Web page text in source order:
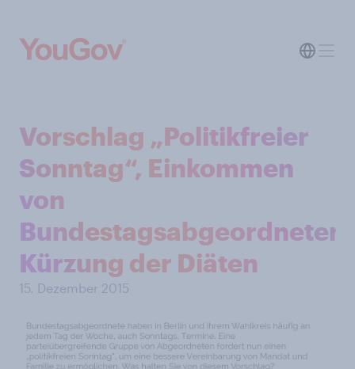
Vorschlag „Politikfreier
Sonntag“, Einkommen
von
Bundestagsabgeordneten,
Kürzung der Diäten
15. Dezember 2015